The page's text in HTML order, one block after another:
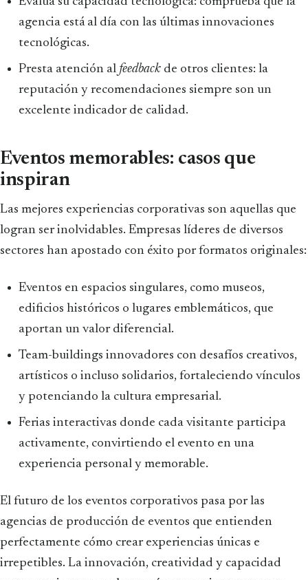
agencia está al día con las últimas innovaciones
tecnológicas.
Presta atención al feedbackde otros clientes: la
reputación y recomendaciones siempre son un
excelente indicador de calidad.
Eventos memorables: casos que
inspiran
Las mejores experiencias corporativas son aquellas que
logran ser inolvidables. Empresas líderes de diversos
sectores han apostado con éxito por formatos originales:
Eventos en espacios singulares, como museos,
edificios históricos o lugares emblemáticos, que
aportan un valor diferencial.
Team-buildings innovadores con desafíos creativos,
artísticos o incluso solidarios, fortaleciendo vínculos
y potenciando la cultura empresarial.
Ferias interactivas donde cada visitante participa
activamente, convirtiendo el evento en una
experiencia personal y memorable.
El futuro de los eventos corporativos pasa por las
agencias de producción de eventos que entienden
perfectamente cómo crear experiencias únicas e
irrepetibles. La innovación, creatividad y capacidad